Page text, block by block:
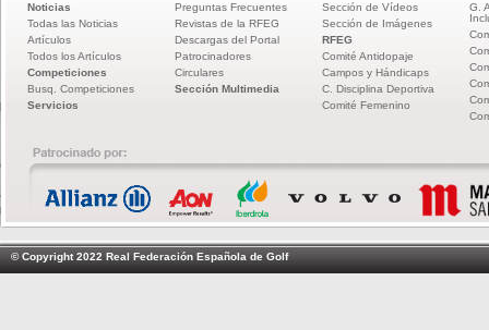
Noticias
Todas las Noticias
Artículos
Todos los Artículos
Competiciones
Busq. Competiciones
Servicios
Preguntas Frecuentes
Revistas de la RFEG
Descargas del Portal
Patrocinadores
Circulares
Sección Multimedia
Sección de Vídeos
Sección de Imágenes
RFEG
Comité Antidopaje
Campos y Hándicaps
C. Disciplina Deportiva
Comité Femenino
G.
© Copyright 2022 Real Federación Española de Golf